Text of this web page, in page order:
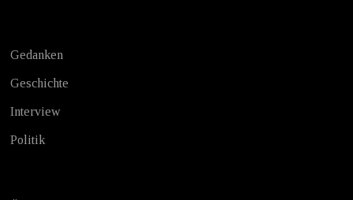
Gedanken
Geschichte
Interview
Politik